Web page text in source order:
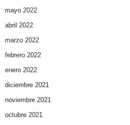
mayo 2022
abril 2022
marzo 2022
febrero 2022
enero 2022
diciembre 2021
noviembre 2021
octubre 2021